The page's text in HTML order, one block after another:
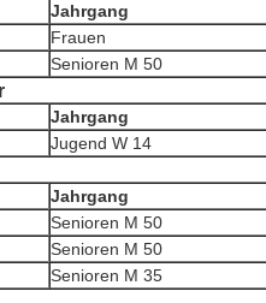
Jahrgang
Frauen
Senioren M 50
Jahrgang
Jugend W 14
Jahrgang
Senioren M 50
Senioren M 50
Senioren M 35